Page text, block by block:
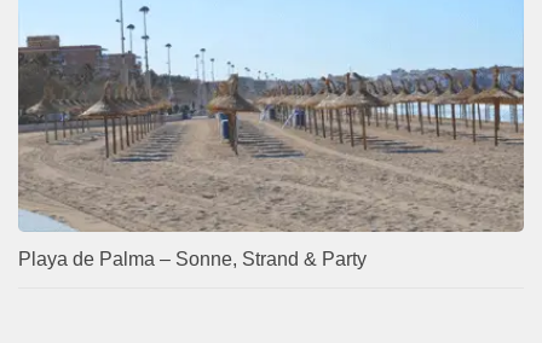
Playa de Palma – Sonne, Strand & Party